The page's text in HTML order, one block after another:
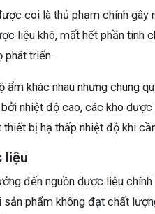
coi là thủ phạm chính gây
liệu khô, mất hết phần tinh
phát triển.
khác nhau nhưng chung
nhiệt độ cao, các kho
bị hạ thấp nhiệt độ khi
liệu
đến nguồn dược liệu
phẩm không đạt chất